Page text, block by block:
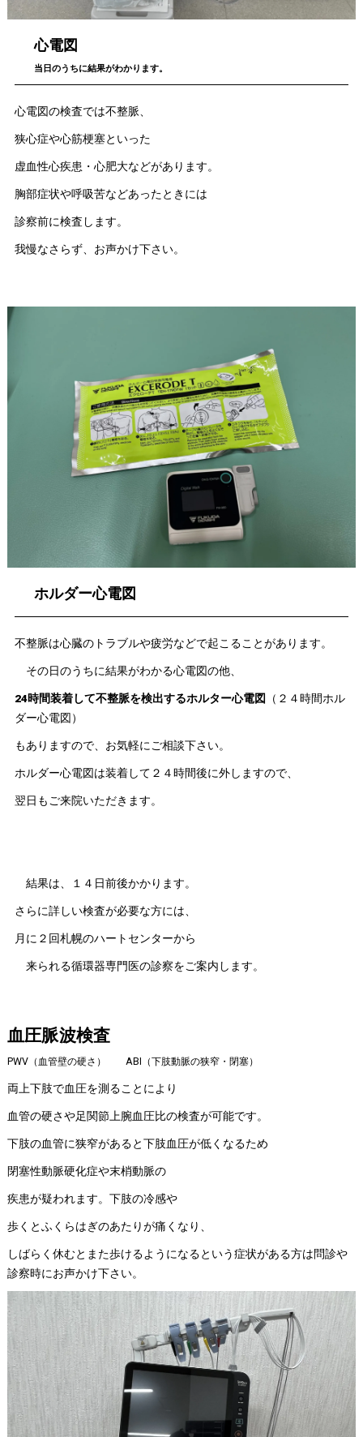
心電図
当日のうちに結果がわかります。
心電図の検査では不整脈、
狭心症や心筋梗塞といった
虚血性心疾患・心肥大などがあります。
胸部症状や呼吸苦などあったときには
診察前に検査します。
我慢なさらず、お声かけ下さい。
ホルダー心電図
不整脈は心臓のトラブルや疲労などで起こることがあります。
その日のうちに結果がわかる心電図の他、
24時間装着して不整脈を検出するホルター心電図 （２４時間ホル
ダー心電図）
もありますので、お気軽にご相談下さい。
ホルダー心電図は装着して２４時間後に外しますので、
翌日もご来院いただきます。
結果は、１４日前後かかります。
さらに詳しい検査が必要な方には、
月に２回札幌のハートセンターから
来られる循環器専門医の診察をご案内します。
血圧脈波検査
PWV（血管壁の硬さ） ABI（下肢動脈の狭窄・閉塞）
両上下肢で血圧を測ることにより
血管の硬さや足関節上腕血圧比の検査が可能です。
下肢の血管に狭窄があると下肢血圧が低くなるため
閉塞性動脈硬化症や末梢動脈の
疾患が疑われます。下肢の冷感や
歩くとふくらはぎのあたりが痛くなり、
しばらく休むとまた歩けるようになるという症状がある方は問診や
診察時にお声かけ下さい。